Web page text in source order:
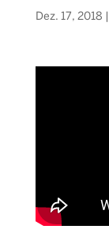
Dez. 17, 2018